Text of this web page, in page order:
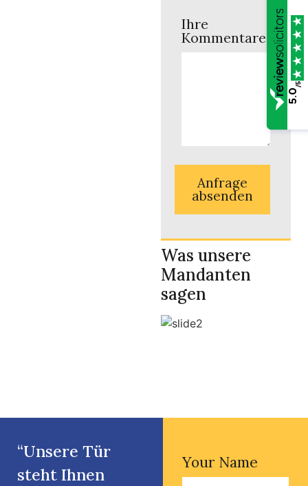
5.0
/5
Ihre
Kommentare
Anfrage
absenden
Was unsere
Mandanten
sagen
“Unsere Tür
steht Ihnen
Your Name